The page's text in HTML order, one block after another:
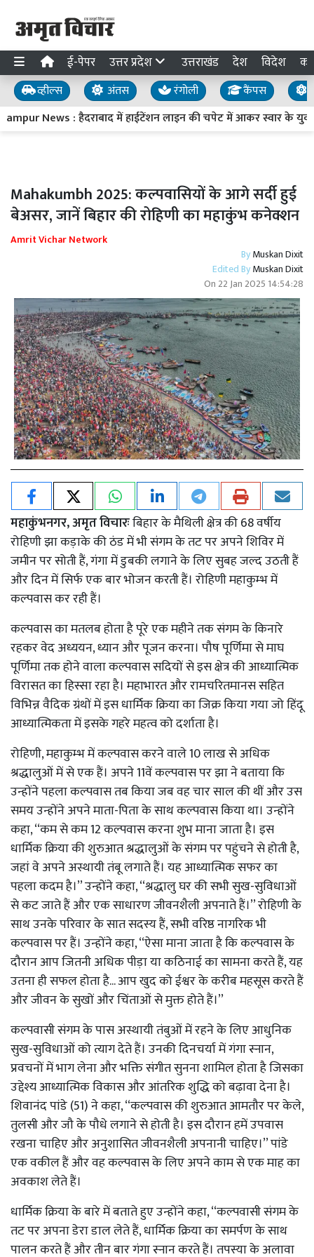
ई-पेपर उत्तर प्रदेश उत्तराखंड देश विदेश
व्हील्स अंतस रंगोली कैंपस
News : हैदराबाद में हाईटेंशन लाइन की चपेट में आकर स्वार के युवक
Mahakumbh 2025: कल्पवासियों के आगे सर्दी हुई
बेअसर, जानें बिहार की रोहिणी का महाकुंभ कनेक्शन
Amrit Vichar Network
ByMuskan Dixit
Edited ByMuskan Dixit
On 22 Jan 2025 14:54:28
महाकुंभनगर, अमृत विचारःबिहार के मैथिली क्षेत्र की 68 वर्षीय
रोहिणी झा कड़ाके की ठंड में भी संगम के तट पर अपने शिविर में
जमीन पर सोती हैं, गंगा में डुबकी लगाने के लिए सुबह जल्द उठती हैं
और दिन में सिर्फ एक बार भोजन करती हैं। रोहिणी महाकुम्भ में
कल्पवास कर रही हैं।
कल्पवास का मतलब होता है पूरे एक महीने तक संगम के किनारे
रहकर वेद अध्ययन, ध्यान और पूजन करना। पौष पूर्णिमा से माघ
पूर्णिमा तक होने वाला कल्पवास सदियों से इस क्षेत्र की आध्यात्मिक
विरासत का हिस्सा रहा है। महाभारत और रामचरितमानस सहित
विभिन्न वैदिक ग्रंथों में इस धार्मिक क्रिया का जिक्र किया गया जो हिंदू
आध्यात्मिकता में इसके गहरे महत्व को दर्शाता है।
रोहिणी, महाकुम्भ में कल्पवास करने वाले 10 लाख से अधिक
श्रद्धालुओं में से एक हैं। अपने 11वें कल्पवास पर झा ने बताया कि
उन्होंने पहला कल्पवास तब किया जब वह चार साल की थीं और उस
समय उन्होंने अपने माता-पिता के साथ कल्पवास किया था। उन्होंने
कहा, ‘‘कम से कम 12 कल्पवास करना शुभ माना जाता है। इस
धार्मिक क्रिया की शुरुआत श्रद्धालुओं के संगम पर पहुंचने से होती है,
जहां वे अपने अस्थायी तंबू लगाते हैं। यह आध्यात्मिक सफर का
पहला कदम है।’’ उन्होंने कहा, ‘‘श्रद्धालु घर की सभी सुख-सुविधाओं
से कट जाते हैं और एक साधारण जीवनशैली अपनाते हैं।’’ रोहिणी के
साथ उनके परिवार के सात सदस्य हैं, सभी वरिष्ठ नागरिक भी
कल्पवास पर हैं। उन्होंने कहा, ‘‘ऐसा माना जाता है कि कल्पवास के
दौरान आप जितनी अधिक पीड़ा या कठिनाई का सामना करते हैं, यह
उतना ही सफल होता है... आप खुद को ईश्वर के करीब महसूस करते हैं
और जीवन के सुखों और चिंताओं से मुक्त होते हैं।’’
कल्पवासी संगम के पास अस्थायी तंबुओं में रहने के लिए आधुनिक
सुख-सुविधाओं को त्याग देते हैं। उनकी दिनचर्या में गंगा स्नान,
प्रवचनों में भाग लेना और भक्ति संगीत सुनना शामिल होता है जिसका
उद्देश्य आध्यात्मिक विकास और आंतरिक शुद्धि को बढ़ावा देना है।
शिवानंद पांडे (51) ने कहा, ‘‘कल्पवास की शुरुआत आमतौर पर केले,
तुलसी और जौ के पौधे लगाने से होती है। इस दौरान हमें उपवास
रखना चाहिए और अनुशासित जीवनशैली अपनानी चाहिए।’’ पांडे
एक वकील हैं और वह कल्पवास के लिए अपने काम से एक माह का
अवकाश लेते हैं।
धार्मिक क्रिया के बारे में बताते हुए उन्होंने कहा, ‘‘कल्पवासी संगम के
तट पर अपना डेरा डाल लेते हैं, धार्मिक क्रिया का समर्पण के साथ
पालन करते हैं और तीन बार गंगा स्नान करते हैं। तपस्या के अलावा